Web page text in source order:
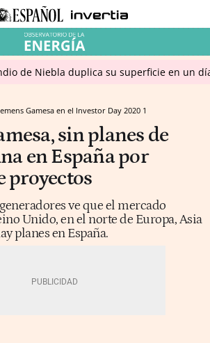
de Niebla duplica su superficie en un
Gamesa en el Investor Day 2020 1
sin planes de
en España por
proyectos
ve que el mercado
Unido, en el norte de Europa, Asia
planes en España.